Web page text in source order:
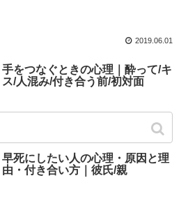
2019.06.01
手をつなぐときの心理｜酔って/キ
ス/人混み/付き合う前/初対面
2019.06.01
早死にしたい人の心理・原因と理
由・付き合い方｜彼氏/親